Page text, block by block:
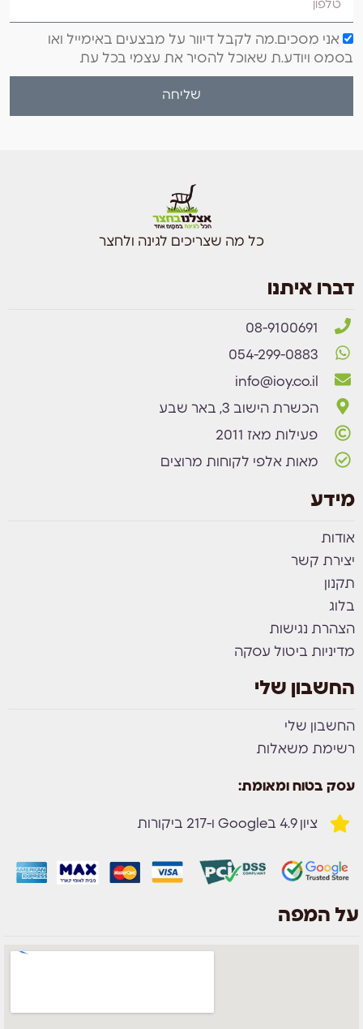
אני מסכים.מה לקבל דיוור על מבצעים באימייל ואו
בסמס ויודע.ת שאוכל להסיר את עצמי בכל עת
שליחה
כל מה שצריכים לגינה ולחצר
דברו איתנו
08-9100691
054-299-0883
info@ioy.co.il
הכשרת הישוב 3, באר שבע
פעילות מאז 2011
מאות אלפי לקוחות מרוצים
מידע
אודות
יצירת קשר
תקנון
בלוג
הצהרת נגישות
מדיניות ביטול עסקה
החשבון שלי
החשבון שלי
רשימת משאלות
עסק בטוח ומאומת:
ציון 4.9 בGoogle ו-217 ביקורות
על המפה